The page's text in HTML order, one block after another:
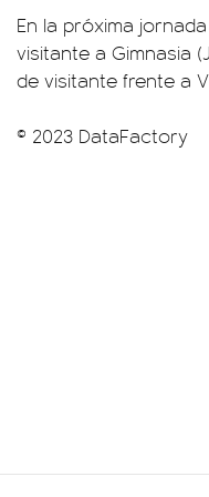
En la próxima
visitante a Gimnasia
de visitante frente a
© 2023 DataFactory